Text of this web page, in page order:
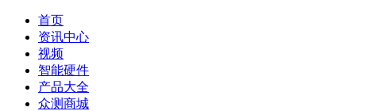
首页
资讯中心
视频
智能硬件
产品大全
众测商城